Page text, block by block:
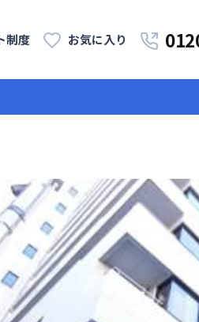
制度 お気に入り